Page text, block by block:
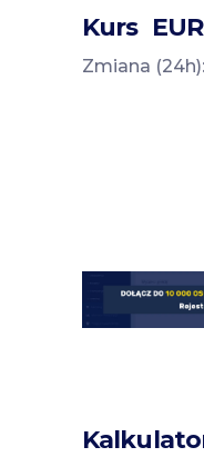
Kurs EUR
Zmiana (24h):